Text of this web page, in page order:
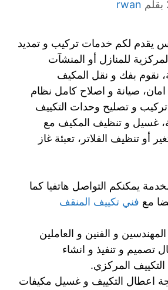
بقلم rwan
يقدم لكم خدمات تركيب و تمديد
للمنازل أو المنشآت
نقوم بفك و نقل المكيف
صيانة و اصلاح كامل نظام
تركيب و تصليح وحدات التكييف
غسيل و تنظيف المكيف مع
أو تنظيف الفلاتر، تعبئة غاز
يمكنكم التواصل هاتفيا كما
مع فني تكييف المنقف
و الفنين و العاملين
تصميم و تنفيذ و انشاء
المركزي.
اعطال التكييف و غسيل مكيفات